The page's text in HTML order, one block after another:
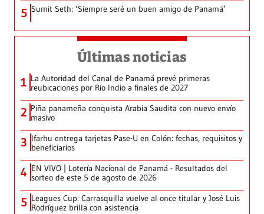
5 Sumit Seth: ‘Siempre seré un buen amigo de Panamá’
Últimas noticias
1 La Autoridad del Canal de Panamá prevé primeras
reubicaciones por Río Indio a finales de 2027
2 Piña panameña conquista Arabia Saudita con nuevo envío
masivo
3 Ifarhu entrega tarjetas Pase-U en Colón: fechas, requisitos y
beneficiarios
4 EN VIVO | Lotería Nacional de Panamá - Resultados del
sorteo de este 5 de agosto de 2026
5 Leagues Cup: Carrasquilla vuelve al once titular y José Luis
Rodríguez brilla con asistencia